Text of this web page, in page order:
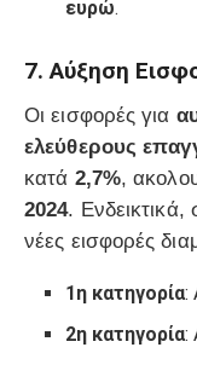
ευρώ.
7. Αύξηση
Οι εισφορές για
ελεύθερους
κατά 2,7%,
2024. Ενδεικτικά,
νέες εισφορές
1η κατηγορία:
2η κατηγορία: